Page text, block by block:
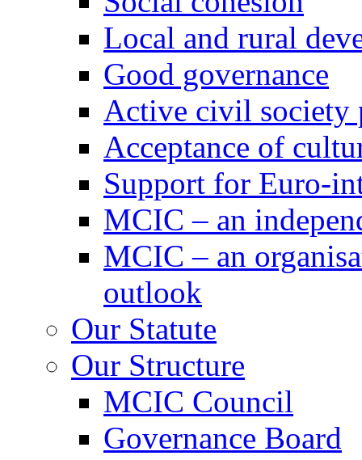
Local and rural
Good governance
Active civil society
Acceptance of
Support for Euro-
MCIC – an
MCIC – an
outlook
Our Statute
Our Structure
MCIC Council
Governance Board